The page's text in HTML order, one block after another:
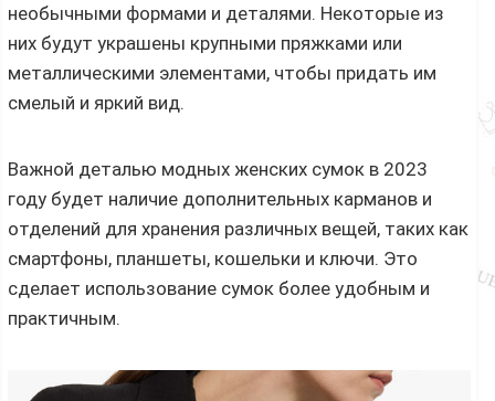
необычными формами и деталями. Некоторые из
них будут украшены крупными пряжками или
металлическими элементами, чтобы придать им
смелый и яркий вид.
Важной деталью модных женских сумок в 2023
году будет наличие дополнительных карманов и
отделений для хранения различных вещей, таких как
смартфоны, планшеты, кошельки и ключи. Это
сделает использование сумок более удобным и
практичным.